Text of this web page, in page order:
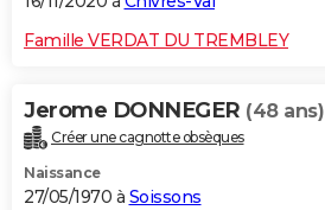
Famille VERDAT DU TREMBLEY
Jerome DONNEGER (48 ans)
Créer une cagnotte obsèques
Naissance
27/05/1970 à Soissons